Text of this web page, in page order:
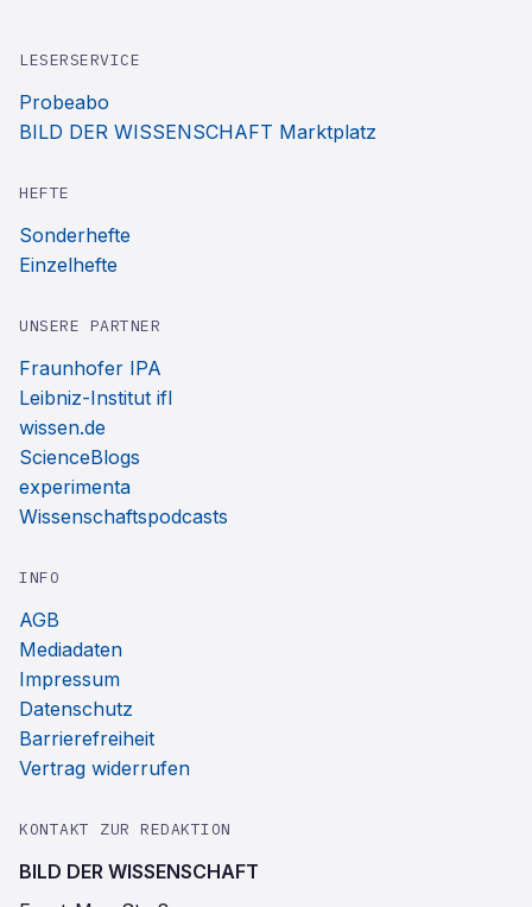
LESERSERVICE
Probeabo
BILD DER WISSENSCHAFT Marktplatz
HEFTE
Sonderhefte
Einzelhefte
UNSERE PARTNER
Fraunhofer IPA
Leibniz-Institut ifl
wissen.de
ScienceBlogs
experimenta
Wissenschaftspodcasts
INFO
AGB
Mediadaten
Impressum
Datenschutz
Barrierefreiheit
Vertrag widerrufen
KONTAKT ZUR REDAKTION
BILD DER WISSENSCHAFT